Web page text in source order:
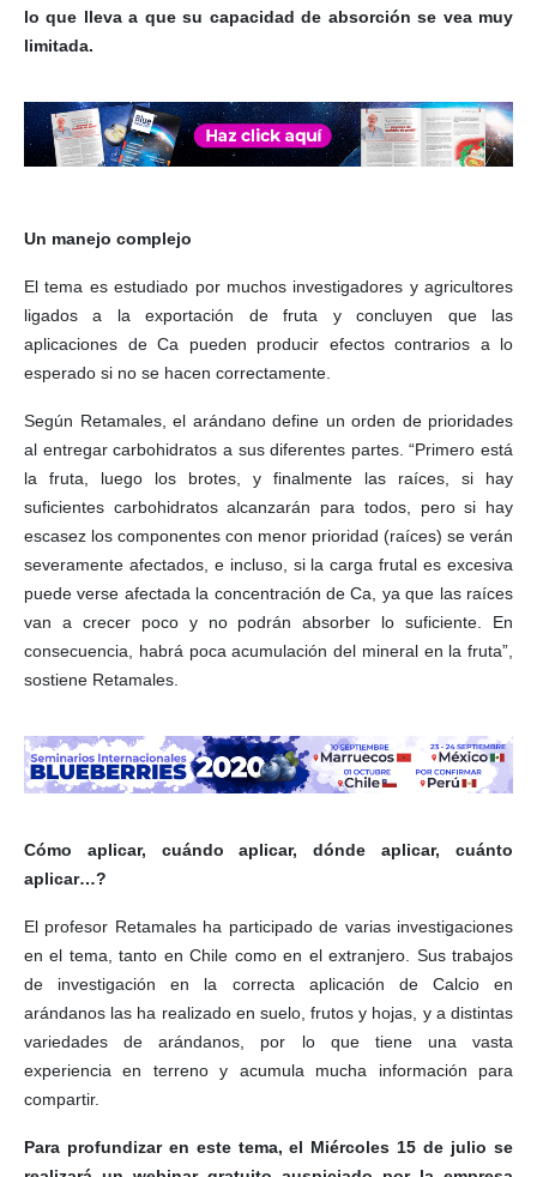
lo que lleva a que su capacidad de absorción se vea muy
limitada.
Un manejo complejo
El tema es estudiado por muchos investigadores y agricultores
ligados a la exportación de fruta y concluyen que las
aplicaciones de Ca pueden producir efectos contrarios a lo
esperado si no se hacen correctamente.
Según Retamales, el arándano define un orden de prioridades
al entregar carbohidratos a sus diferentes partes. “Primero está
la fruta, luego los brotes, y finalmente las raíces, si hay
suficientes carbohidratos alcanzarán para todos, pero si hay
escasez los componentes con menor prioridad (raíces) se verán
severamente afectados, e incluso, si la carga frutal es excesiva
puede verse afectada la concentración de Ca, ya que las raíces
van a crecer poco y no podrán absorber lo suficiente. En
consecuencia, habrá poca acumulación del mineral en la fruta”,
sostiene Retamales.
Cómo aplicar, cuándo aplicar, dónde aplicar, cuánto
aplicar…?
El profesor Retamales ha participado de varias investigaciones
en el tema, tanto en Chile como en el extranjero. Sus trabajos
de investigación en la correcta aplicación de Calcio en
arándanos las ha realizado en suelo, frutos y hojas, y a distintas
variedades de arándanos, por lo que tiene una vasta
experiencia en terreno y acumula mucha información para
compartir.
Para profundizar en este tema, el Miércoles 15 de julio se